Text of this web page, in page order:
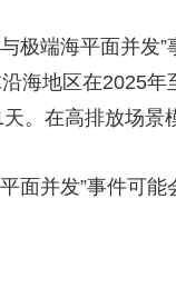
热播榜 总台企业
端海平面并发”
海地区在2025年
。在高排放场景
并发”事件可能